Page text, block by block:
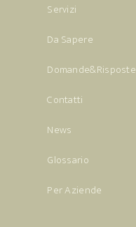
Servizi
Da Sapere
Domande&Risposte
Contatti
News
Glossario
Per Aziende